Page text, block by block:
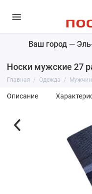
Ваш город —
Носки мужские 27
Главная Одежда
Описание